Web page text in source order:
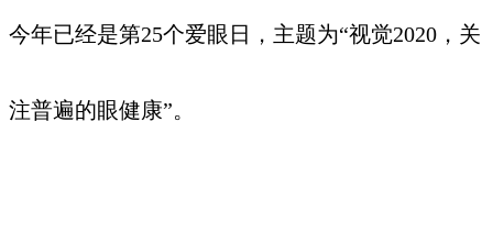
今年已经是第25个爱眼日，主题为“视觉2020，关
注普遍的眼健康”。